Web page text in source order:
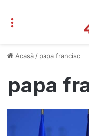
Acasă / papa francisc
papa